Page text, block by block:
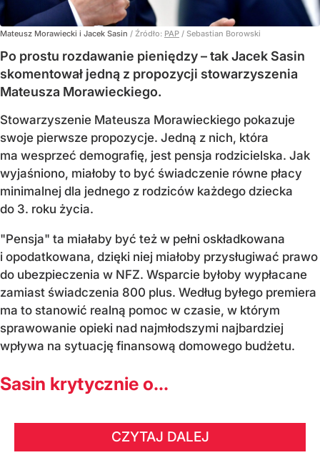
Mateusz Morawiecki i Jacek Sasin / Źródło: PAP / Sebastian Borowski
Po prostu rozdawanie pieniędzy – tak Jacek Sasin
skomentował jedną z propozycji stowarzyszenia
Mateusza Morawieckiego.
Stowarzyszenie Mateusza Morawieckiego pokazuje
swoje pierwsze propozycje. Jedną z nich, która
ma wesprzeć demografię, jest pensja rodzicielska. Jak
wyjaśniono, miałoby to być świadczenie równe płacy
minimalnej dla jednego z rodziców każdego dziecka
do 3. roku życia.
"Pensja" ta miałaby być też w pełni oskładkowana
i opodatkowana, dzięki niej miałoby przysługiwać prawo
do ubezpieczenia w NFZ. Wsparcie byłoby wypłacane
zamiast świadczenia 800 plus. Według byłego premiera
ma to stanowić realną pomoc w czasie, w którym
sprawowanie opieki nad najmłodszymi najbardziej
wpływa na sytuację finansową domowego budżetu.
Sasin krytycznie o...
CZYTAJ DALEJ